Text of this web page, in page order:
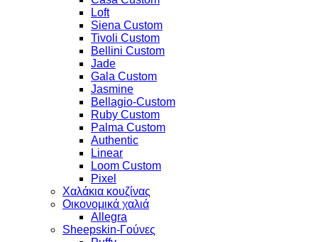
Loft
Siena Custom
Tivoli Custom
Bellini Custom
Jade
Gala Custom
Jasmine
Bellagio-Custom
Ruby Custom
Palma Custom
Authentic
Linear
Loom Custom
Pixel
Χαλάκια κουζίνας
Οικονομικά χαλιά
Allegra
Sheepskin-Γούνες